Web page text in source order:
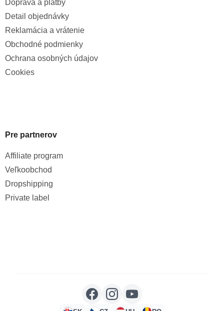
Doprava a platby
Detail objednávky
Reklamácia a vrátenie
Obchodné podmienky
Ochrana osobných údajov
Cookies
Pre partnerov
Affiliate program
Veľkoobchod
Dropshipping
Private label